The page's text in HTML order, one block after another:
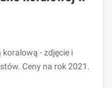
- zdjęcie i
Ceny na rok 2021.